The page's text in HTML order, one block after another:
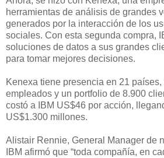
herramientas de análisis de grandes
generados por la interacción de los
sociales. Con esta segunda compra,
soluciones de datos a sus grandes
para tomar mejores decisiones.
Kenexa tiene presencia en 21
empleados y un portfolio de 8.900
costó a IBM US$46 por acción,
US$1.300 millones.
Alistair Rennie, General Manager de
IBM afirmó que “toda compañía, en